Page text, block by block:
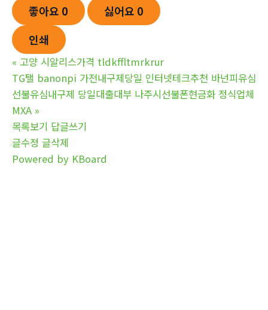
좋아요 0 싫어요 0
인쇄
« 고양 시알리스가격 tldkffltmrkrur
TG탤 banonpi 가전내구제당일 인터넷테크추천 바넌피유심
선불유심내구제 당일대출대부 나주시선불폰현금화 정식업체
MXA »
목록보기 답글쓰기
글수정 글삭제
Powered by KBoard